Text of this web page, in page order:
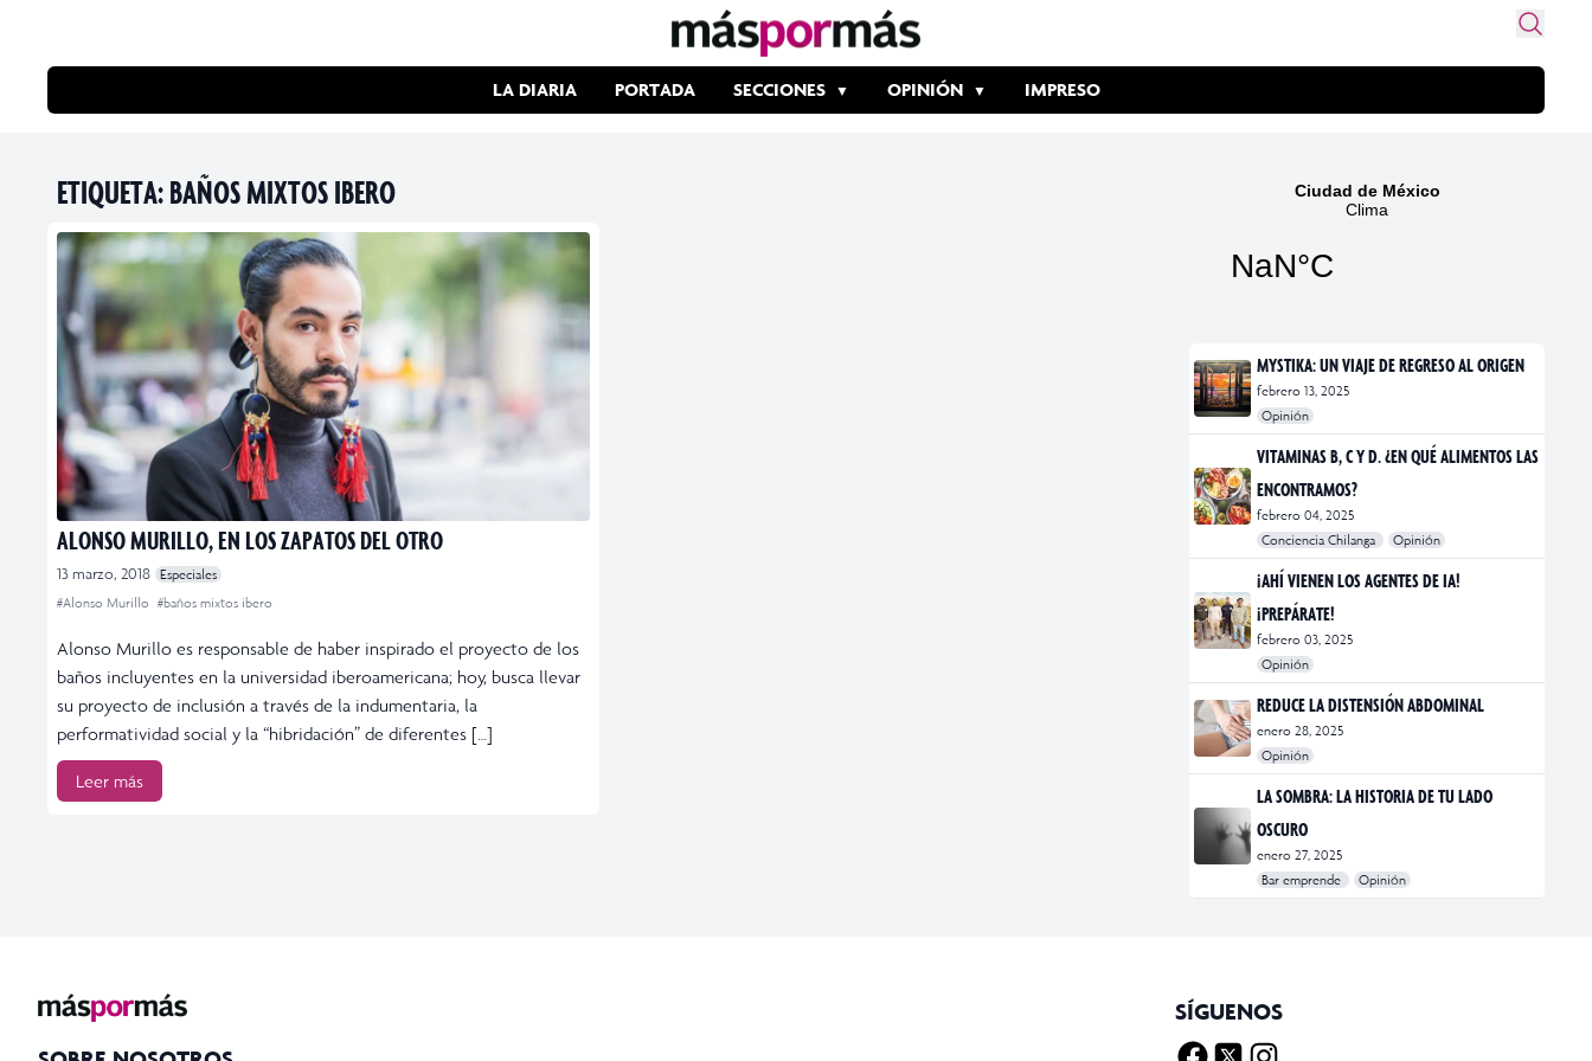
LA DIARIA PORTADA SECCIONES OPINIÓN IMPRESO
ETIQUETA:BAÑOS MIXTOS IBERO
ALONSO MURILLO, EN LOS ZAPATOS DEL OTRO
13 marzo, 2018 Especiales
#Alonso Murillo #baños mixtos ibero
Alonso Murillo es responsable de haber inspirado el proyecto de los
baños incluyentes en la universidad iberoamericana; hoy, busca llevar
su proyecto de inclusión a través de la indumentaria, la
performatividad social y la “hibridación” de diferentes […]
Leer más
MYSTIKA: UN VIAJE DE REGRESO AL ORIGEN
febrero 13, 2025
Opinión
#exposiciones
#fotografía
VITAMINAS B, C Y D. ¿EN QUÉ ALIMENTOS LAS
ENCONTRAMOS?
febrero 04, 2025
Conciencia Chilanga
Opinión
#bienestar
#Opinión
#Principal
¡AHÍ VIENEN LOS AGENTES DE IA!
¡PREPÁRATE!
febrero 03, 2025
Opinión
#Bar Emprende
#Opinión
#Principal
REDUCE LA DISTENSIÓN ABDOMINAL
enero 28, 2025
Opinión
#bienestar
#Opinión
#Principal
#Salud
LA SOMBRA: LA HISTORIA DE TU LADO
OSCURO
enero 27, 2025
Bar emprende
Opinión
#Bar Emprende
#CDMX
#marketing
SÍGUENOS